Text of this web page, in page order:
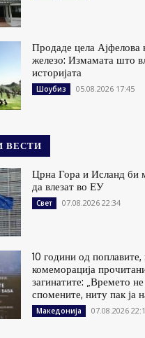
Продаде цела Ајфелова
железо: Измамата што
историјата
Шоубиз 05.08.2026 17:45
ВЕСТИ
Црна Гора и Исланд би
да влезат во ЕУ
Свет 07.08.2026 22:34
10 години од поплавите,
комеморација
загинатите: „Времето
спомените, ниту пак ја
Македонија 07.08.2026